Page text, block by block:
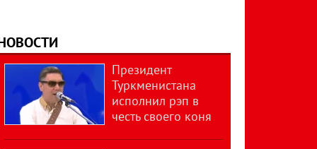
Президент
Туркменистана
исполнил рэп в
честь своего коня